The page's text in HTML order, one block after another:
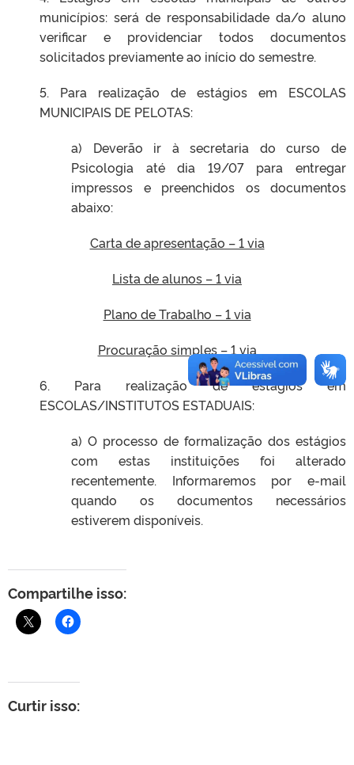
municípios: será de responsabilidade da/o aluno
verificar e providenciar todos documentos
solicitados previamente ao início do semestre.
5. Para realização de estágios em ESCOLAS
MUNICIPAIS DE PELOTAS:
a) Deverão ir à secretaria do curso de
Psicologia até dia 19/07 para entregar
impressos e preenchidos os documentos
abaixo:
Carta de apresentação – 1 via
Lista de alunos – 1 via
Plano de Trabalho – 1 via
Procuração simples – 1 via
6. Para realização de estágios em
ESCOLAS/INSTITUTOS ESTADUAIS:
a) O processo de formalização dos estágios
com estas instituições foi alterado
recentemente. Informaremos por e-mail
quando os documentos necessários
estiverem disponíveis.
Compartilhe isso:
Curtir isso: